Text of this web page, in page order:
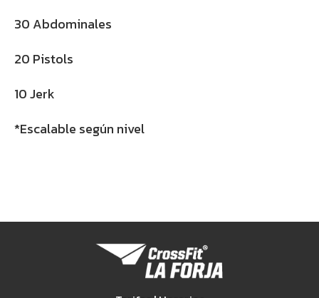
30 Abdominales
20 Pistols
10 Jerk
*Escalable según nivel